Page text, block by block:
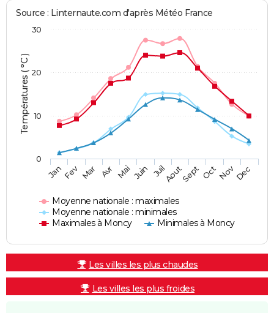
Températures ( °C )
Source : Linternaute.com d'après Météo France
Moyenne nationale : maximales
Moyenne nationale : minimales
Maximales à Moncy
Minimales à Moncy
JanFev Mar Avr Mai Juin JuilAoutSept OctNovDec
0
10
20
30
Les villes les plus chaudes
Les villes les plus froides